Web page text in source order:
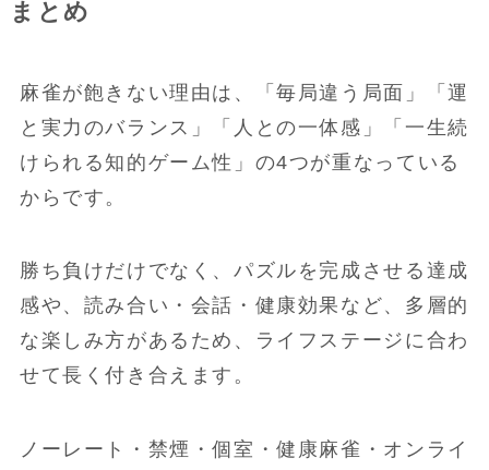
まとめ
麻雀が飽きない理由は、「毎局違う局面」「運
と実力のバランス」「人との一体感」「一生続
けられる知的ゲーム性」の4つが重なっている
からです。
勝ち負けだけでなく、パズルを完成させる達成
感や、読み合い・会話・健康効果など、多層的
な楽しみ方があるため、ライフステージに合わ
せて長く付き合えます。
ノーレート・禁煙・個室・健康麻雀・オンライ